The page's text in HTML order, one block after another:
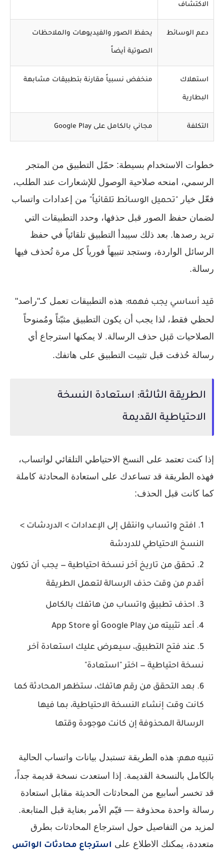
الاكتشاف
دعم الوسائط يحفظ الصور والفيديوهات والملاحظات
الصوتية أيضاً
استهلاك
البطارية
منخفض نسبياً مقارنة بتطبيقات مشابهة
التكلفة مجاني بالكامل على Google Play
خطوات الاستخدام بسيطة: حمّل التطبيق من المتجر
الرسمي، امنحه صلاحية الوصول للإشعارات عند الطلب،
فعّل خيار "تحميل الوسائط تلقائياً" من إعدادات واتساب
لضمان حفظ الصور قبل حذفها، وحدد التطبيقات التي
تريد رصدها. بعد ذلك سيبدأ التطبيق تلقائياً في حفظ
الرسائل الواردة، وستجد تنبيهاً فورياً كل مرة تُحذف فيها
رسالة.
قيد أساسي يجب فهمه: هذه التطبيقات تعمل كـ"راصد"
لحظي فقط، لذا يجب أن يكون التطبيق مثبّتاً ومُمنوحاً
الصلاحيات قبل حذف الرسالة. لا يمكنها استرجاع أي
رسالة حُذفت قبل تثبيت التطبيق على هاتفك.
الطريقة الثالثة: استعادة النسخة
الاحتياطية القديمة
إذا كنت تعتمد على النسخ الاحتياطي التلقائي لواتساب،
فهذه الطريقة قد تساعدك على استعادة المحادثة كاملة
كما كانت قبل الحذف:
افتح واتساب وانتقل إلى الإعدادات > الدردشات >
النسخ الاحتياطي للدردشة
تحقق من تاريخ آخر نسخة احتياطية — يجب أن تكون
أقدم من وقت حذف الرسالة لتعمل الطريقة
احذف تطبيق واتساب من هاتفك بالكامل
أعد تثبيته من Google Play أو App Store
عند فتح التطبيق، سيعرض عليك استعادة آخر
نسخة احتياطية — اختر "استعادة"
بعد التحقق من رقم هاتفك، ستظهر المحادثة كما
كانت وقت إنشاء النسخة الاحتياطية، بما فيها
الرسالة المحذوفة إن كانت موجودة وقتها
تنبيه مهم: هذه الطريقة تستبدل بيانات واتساب الحالية
بالكامل بالنسخة القديمة. إذا استعدت نسخة قديمة جداً،
قد تخسر أسابيع من المحادثات الحديثة مقابل استعادة
رسالة واحدة محذوفة — قيّم الأمر بعناية قبل المتابعة.
لمزيد من التفاصيل حول استرجاع المحادثات بطرق
متعددة، يمكنك الاطلاع على استرجاع محادثات الواتس